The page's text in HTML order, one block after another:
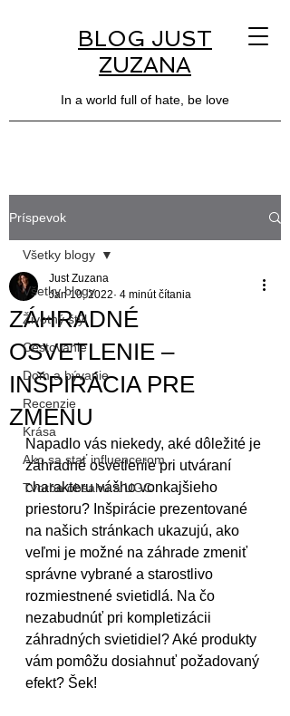
BLOG JUST
ZUZANA
In a world full of hate, be love
Príspevok
Všetky blogy
Životný štýl
Cestovanie
Dom a bývanie
Recenzie
Krása
Ako sa stať influencerom
Tvorba obsahu a UGC
Všetky blogy
ZÁHRADNÉ
OSVETLENIE –
INŠPIRÁCIA PRE
ZMENU
Just Zuzana
Jan 10, 2022 4 minút čítania
Napadlo vás niekedy, aké dôležité je
záhradné osvetlenie pri utváraní
charakteru vášho vonkajšieho
priestoru? Inšpirácie prezentované
na našich stránkach ukazujú, ako
veľmi je možné na záhrade zmeniť
správne vybrané a starostlivo
rozmiestnené svietidlá. Na čo
nezabudnúť pri kompletizácii
záhradných svietidiel? Aké produkty
vám pomôžu dosiahnuť požadovaný
efekt? Šek!